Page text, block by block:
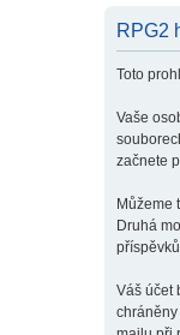
RPG2
Toto
Vaše
začnete
Můžeme
Druhá
Váš účet